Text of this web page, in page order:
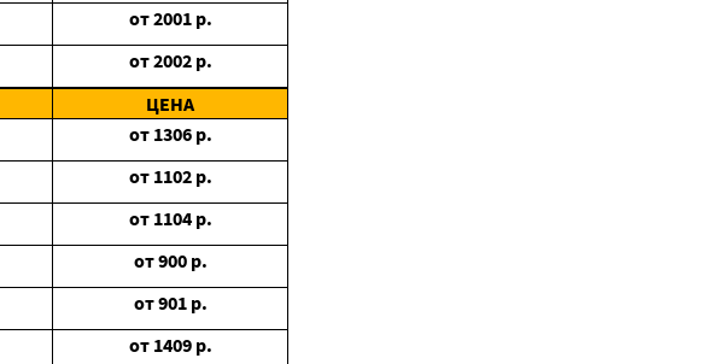
от2001 р.
от2002 р.
ЦЕНА
от 1306 р.
от 1102 р.
от 1104 р.
от900 р.
от901 р.
от 1409 р.